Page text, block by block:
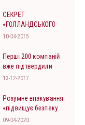
СЕКРЕТ
«ГОЛЛАНДСЬКОГО
ЗЕЛЕНОГО ДІАМАНТУ»,
УКРАЇНА?
10-04-2015
Перші 200 компаній
вже підтвердили
участь у міжнародних
виставках.
13-12-2017
Розумне впакування
«підвищує безпеку
харчових продуктів»
09-04-2020